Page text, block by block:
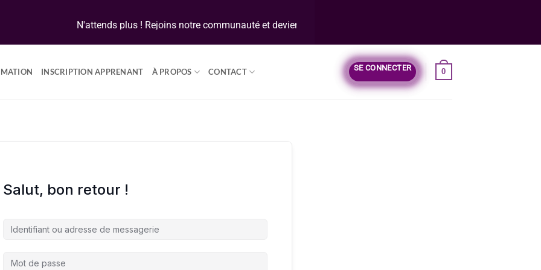
N'attends plus ! Rejoins notre communauté et deviensentrepreneur web
INSCRIPTION APPRENANT À PROPOS CONTACT SE CONNECTER 0
Salut, bon retour !